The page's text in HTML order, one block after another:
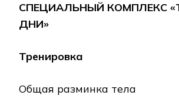
СПЕЦИАЛЬНЫЙ КОМПЛЕКС
ДНИ»
Тренировка
Общая разминка тела